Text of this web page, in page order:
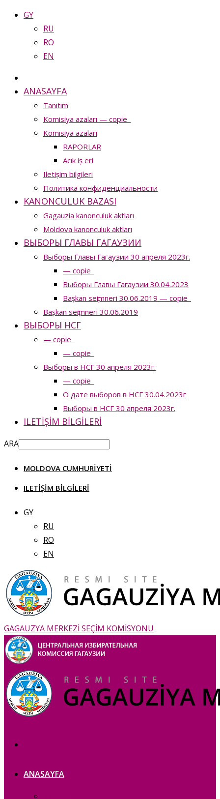
GY
RU
RO
EN
ANASAYFA
Tanıtım
Komisiya azaları — copie_
Komisiya azaları
RAPORLAR
Acık iș eri
Iletișim bilgileri
Политика конфиденциальности
KANONCULUK BAZASI
Gagauzia kanonculuk aktları
Moldova kanonculuk aktları
ВЫБОРЫ ГЛАВЫ ГАГАУЗИИ
Выборы Главы Гагаузии 30 апреля 2023г.
— copie_
Выборы Главы Гагаузии 30.04.2023
Bașkan seҫimneri 30.06.2019 — copie_
Bașkan seҫimneri 30.06.2019
ВЫБОРЫ НСГ
— copie_
— copie_
Выборы в НСГ 30 апреля 2023г.
— copie_
О дате выборов в НСГ 30.04.2023г
Выборы в НСГ 30 апреля 2023г.
ILETIȘIM BILGILERI
ARA
MOLDOVA CUMHURIYETI
ILETIȘIM BILGILERI
GY
RU
RO
EN
GAGAUZYA MERKEZİ SEÇİM KOMİSYONU
ANASAYFA